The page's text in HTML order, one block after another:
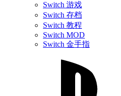
Switch 游戏
Switch 存档
Switch 教程
Switch MOD
Switch 金手指